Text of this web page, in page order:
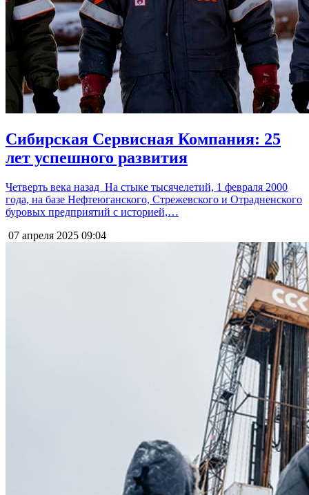
Сибирская Сервисная Компания: 25
лет успешного развития
Четверть века назад На стыке тысячелетий, 1 февраля 2000
года, на базе Нефтеюганского, Стрежевского и Отрадненского
буровых предприятий с историей,…
07 апреля 2025 09:04